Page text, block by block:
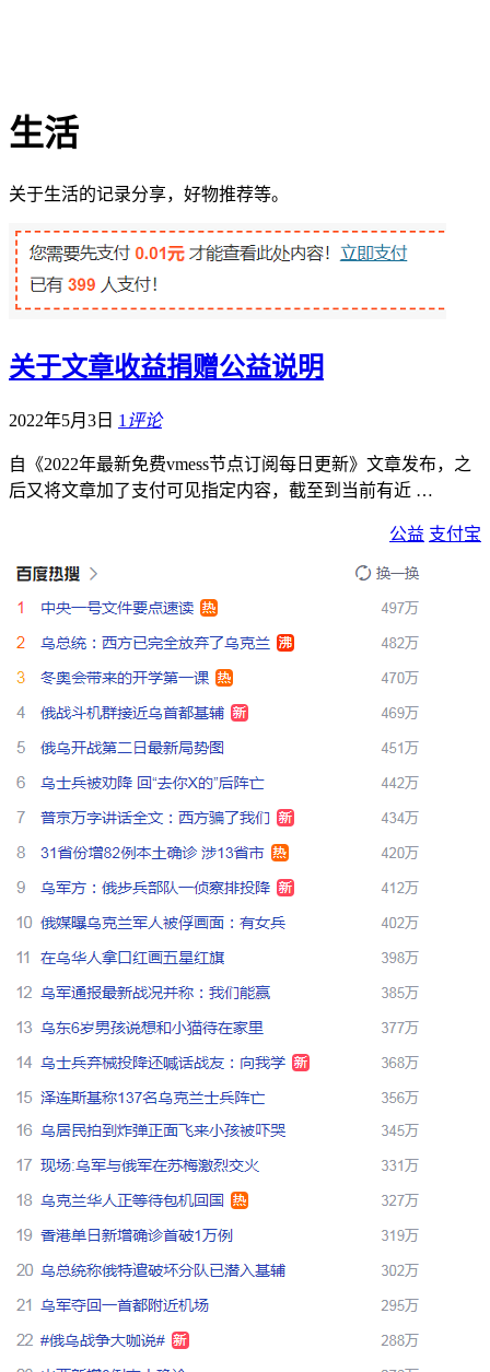
生活
关于生活的记录分享，好物推荐等。
关于文章收益捐赠公益说明
2022年5月3日 1 评论
自《2022年最新免费vmess节点订阅每日更新》文章发布，之
后又将文章加了支付可见指定内容，截至到当前有近 …
公益 支付宝